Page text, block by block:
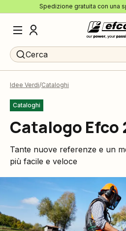
Spedizione gratuita con una
Cerca
Idee Verdi Cataloghi
Cataloghi
Catalogo Efco
Tante nuove referenze e un
più facile e veloce